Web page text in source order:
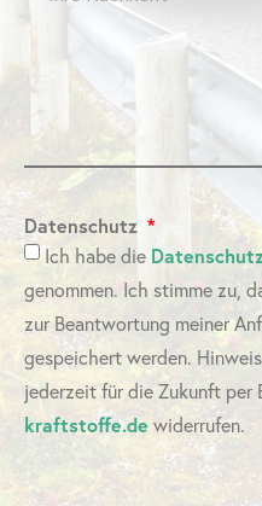
Datenschutz
Ich habe die
genommen. Ich stimme zu,
zur Beantwortung meiner
gespeichert werden.
jederzeit für die Zukunft per
kraftstoffe.de widerrufen.